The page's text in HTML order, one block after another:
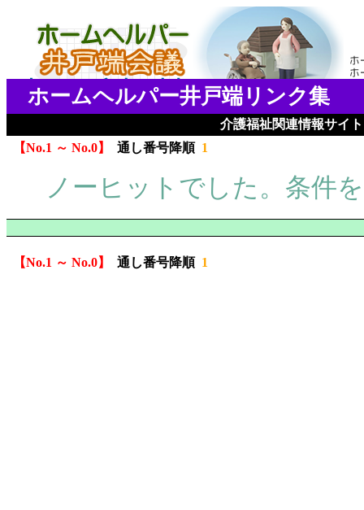
ホームヘルパー井戸端リンク集
介護福祉関連情報サイト
No.1 ～ No.0
通し番号降順 1
ノーヒットでした。条件
No.1 ～ No.0 通し番号降順 1